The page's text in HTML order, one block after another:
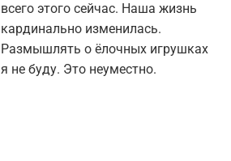
всего этого сейчас. Наша жизнь
кардинально изменилась.
Размышлять о ёлочных игрушках
я не буду. Это неуместно.